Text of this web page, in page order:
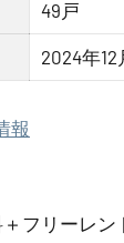
49戸
2024年12
報
＋ フリーレン